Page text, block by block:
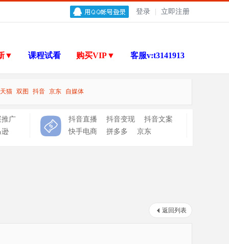
登录 立即注册
▼ 课程试看 购买VIP▼ 客服v:t3141913
天猫 双图 抖音 京东 自媒体
推广
逊
抖音直播 抖音变现
抖音文案
快手电商
拼多多 京东
返回列表